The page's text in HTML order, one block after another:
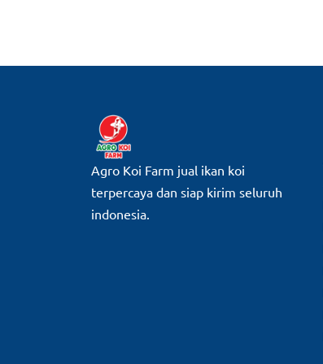
Agro Koi Farm jual ikan koi
terpercaya dan siap kirim seluruh
indonesia.